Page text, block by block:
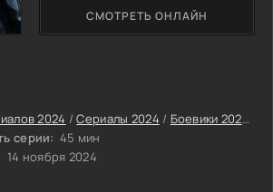
2024 /Сериалы 2024 / Боевики 2024
серии: 45 мин
14 ноября 2024
СМОТРЕТЬ ОНЛАЙН